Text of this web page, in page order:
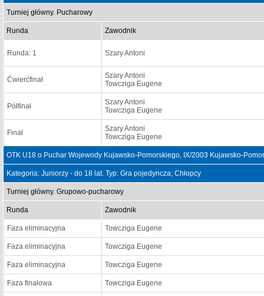
Turniej główny. Pucharowy
Runda Zawodnik
Runda: 1 Szary Antoni
Ćwierćfinał
Szary Antoni
Towcziga Eugene
Półfinał
Szary Antoni
Towcziga Eugene
Finał
Szary Antoni
Towcziga Eugene
OTK U18 o Puchar Wojewody Kujawsko-Pomorskiego, IX/2003 Kujawsko-
Kategoria: Juniorzy - do 18 lat. Typ: Gra pojedyncza; Chłopcy
Turniej główny. Grupowo-pucharowy
Runda Zawodnik
Faza eliminacyjna Towcziga Eugene
Faza eliminacyjna Towcziga Eugene
Faza eliminacyjna Towcziga Eugene
Faza finałowa Towcziga Eugene